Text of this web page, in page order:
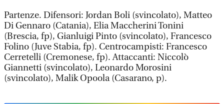
Partenze. Difensori: Jordan Boli (svincolato), Matteo
Di Gennaro (Catania), Elia Maccherini Tonini
(Brescia, fp), Gianluigi Pinto (svincolato), Francesco
Folino (Juve Stabia, fp). Centrocampisti: Francesco
Cerretelli (Cremonese, fp). Attaccanti: Niccolò
Giannetti (svincolato), Leonardo Morosini
(svincolato), Malik Opoola (Casarano, p).